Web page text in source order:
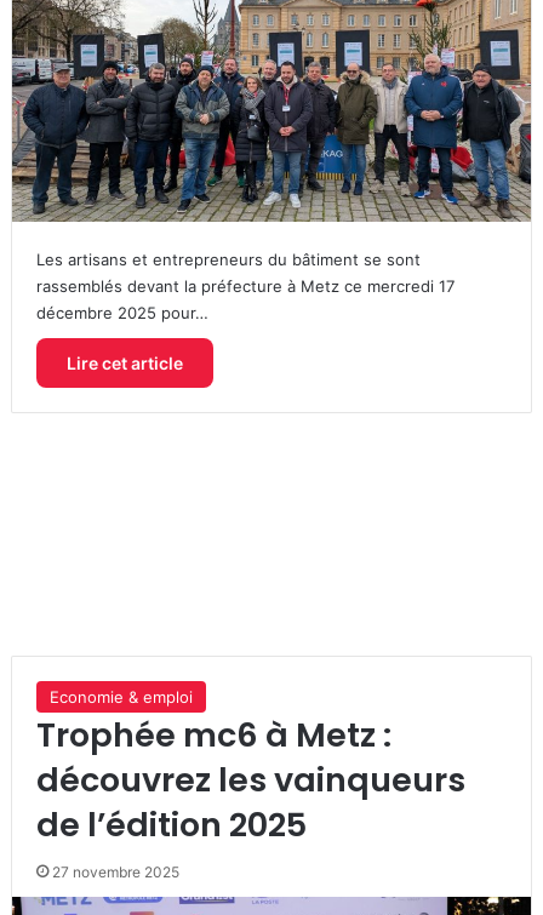
Les artisans et entrepreneurs du bâtiment se sont
rassemblés devant la préfecture à Metz ce mercredi 17
décembre 2025 pour…
Lire cet article
Economie & emploi
Trophée mc6 à Metz :
découvrez les vainqueurs
de l’édition 2025
27 novembre 2025